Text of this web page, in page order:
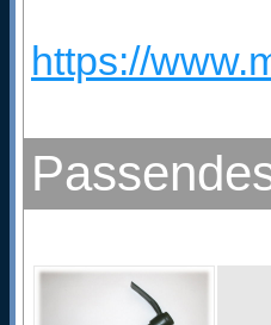
https://